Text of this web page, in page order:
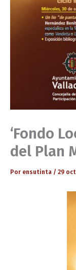
‘Fondo
del Plan
Por ensutinta / 29